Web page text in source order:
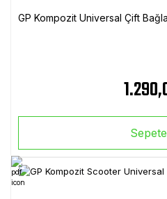
GP Kompozit Universal Çift